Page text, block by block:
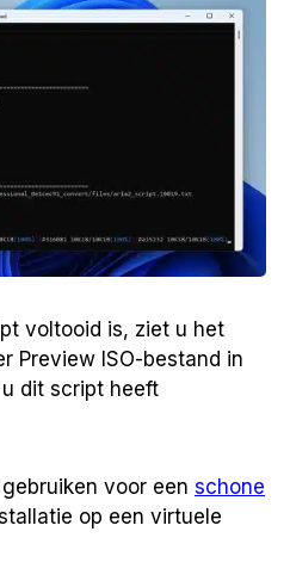
voltooid is, ziet u het
Preview ISO-bestand in
dit script heeft
voor een schone
op een virtuele